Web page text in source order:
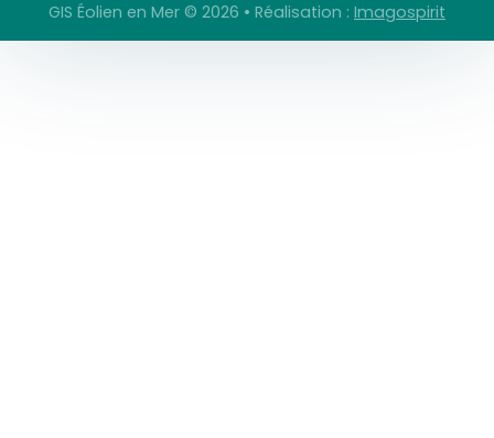
GIS Éolien en Mer © 2026 • Réalisation : Imagospirit